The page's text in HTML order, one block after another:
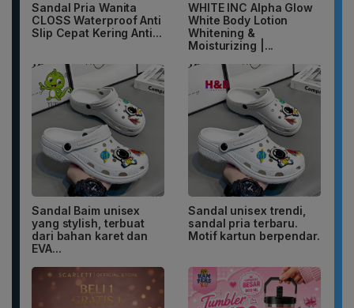
Sandal Pria Wanita
CLOSS Waterproof Anti
Slip Cepat Kering Anti...
WHITE INC Alpha Glow
White Body Lotion
Whitening &
Moisturizing |...
Sandal Baim unisex
yang stylish, terbuat
dari bahan karet dan
EVA...
Sandal unisex trendi,
sandal pria terbaru.
Motif kartun berpendar.